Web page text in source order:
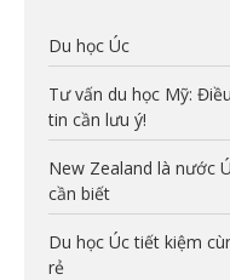
Du học Úc
Tư vấn du học Mỹ:
tin cần lưu ý!
New Zealand là nước
cần biết
Du học Úc tiết kiệm
rẻ